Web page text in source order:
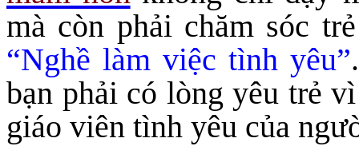
mà còn phải chăm sóc
“Nghề làm việc tình yêu”
bạn phải có lòng yêu trẻ
giáo viên tình yêu của